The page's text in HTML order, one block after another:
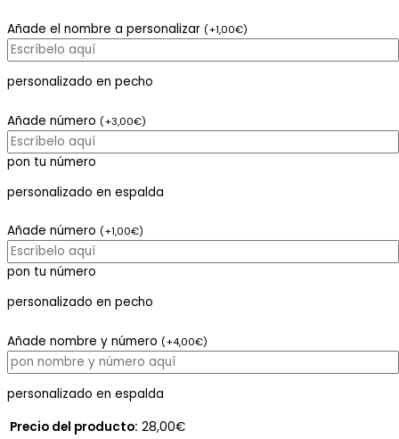
Añade el nombre a personalizar (+1,00€)
personalizado en pecho
Añade número (+3,00€)
pon tu número
personalizado en espalda
Añade número (+1,00€)
pon tu número
personalizado en pecho
Añade nombre y número (+4,00€)
personalizado en espalda
Precio del producto: 28,00€